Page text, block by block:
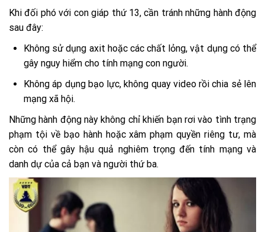
Khi đối phó với con giáp thứ 13, cần tránh những hành động
sau đây:
Không sử dụng axit hoặc các chất lỏng, vật dụng có thể
gây nguy hiểm cho tính mạng con người.
Không áp dụng bạo lực, không quay video rồi chia sẻ lên
mạng xã hội.
Những hành động này không chỉ khiến bạn rơi vào tình trạng
phạm tội về bạo hành hoặc xâm phạm quyền riêng tư, mà
còn có thể gây hậu quả nghiêm trọng đến tính mạng và
danh dự của cả bạn và người thứ ba.